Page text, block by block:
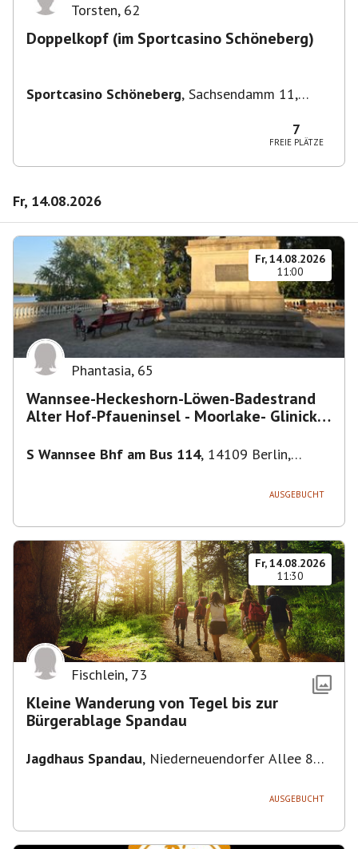
Torsten, 62
Doppelkopf (im Sportcasino Schöneberg)
Sportcasino Schöneberg, Sachsendamm 11,
7
FREIE PLÄTZE
Fr, 14.08.2026
Fr, 14.08.2026
11:00
Phantasia, 65
Wannsee-Heckeshorn-Löwen-Badestrand
Alter Hof-Pfaueninsel - Moorlake- Glinicker
S Wannsee Bhf am Bus 114, 14109 Berlin,
AUSGEBUCHT
Fr, 14.08.2026
11:30
Fischlein, 73
Kleine Wanderung von Tegel bis zur
Bürgerablage Spandau
Jagdhaus Spandau, Niederneuendorfer Allee 80,
AUSGEBUCHT